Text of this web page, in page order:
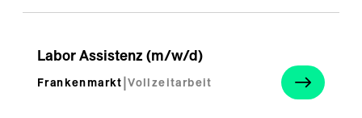
Labor Assistenz (m/w/d)
Frankenmarkt |Vollzeitarbeit